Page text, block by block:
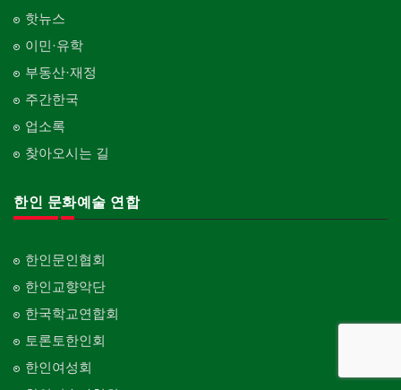
핫뉴스
이민·유학
부동산·재정
주간한국
업소록
찾아오시는 길
한인 문화예술 연합
한인문인협회
한인교향악단
한국학교연합회
토론토한인회
한인여성회